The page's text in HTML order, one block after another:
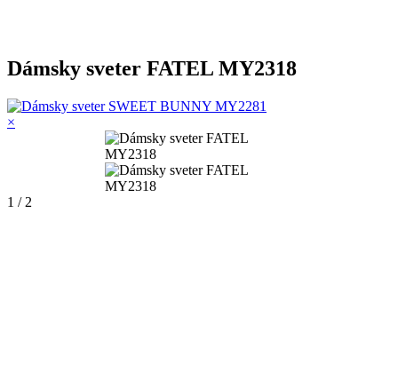
Dámsky sveter FATEL MY2318
×
1 / 2